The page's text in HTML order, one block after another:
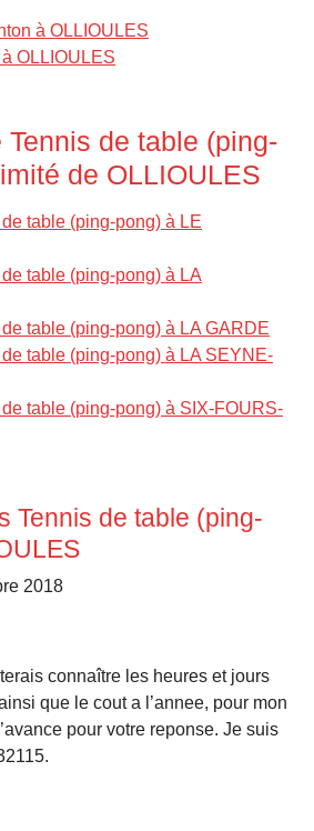
à OLLIOULES
OLLIOULES
de table (ping-
de OLLIOULES
table (ping-pong) à LE
table (ping-pong) à LA
table (ping-pong) à LA GARDE
table (ping-pong) à LA SEYNE-
table (ping-pong) à SIX-FOURS-
Tennis de table (ping-
2018
connaître les heures et jours
que le cout a l’annee, pour mon
pour votre reponse. Je suis